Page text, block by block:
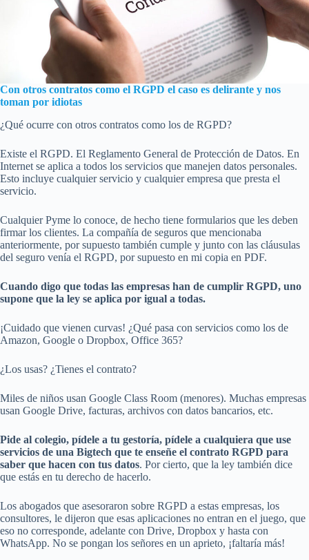
Con otros contratos como el RGPD el caso es delirante y nos
toman por idiotas
¿Qué ocurre con otros contratos como los de RGPD?
Existe el RGPD. El Reglamento General de Protección de Datos. En
Internet se aplica a todos los servicios que manejen datos personales.
Esto incluye cualquier servicio y cualquier empresa que presta el
servicio.
Cualquier Pyme lo conoce, de hecho tiene formularios que les deben
firmar los clientes. La compañía de seguros que mencionaba
anteriormente, por supuesto también cumple y junto con las cláusulas
del seguro venía el RGPD, por supuesto en mi copia en PDF.
Cuando digo que todas las empresas han de cumplir RGPD, uno
supone que la ley se aplica por igual a todas.
¡Cuidado que vienen curvas! ¿Qué pasa con servicios como los de
Amazon, Google o Dropbox, Office 365?
¿Los usas? ¿Tienes el contrato?
Miles de niños usan Google Class Room (menores). Muchas empresas
usan Google Drive, facturas, archivos con datos bancarios, etc.
Pide al colegio, pídele a tu gestoría, pídele a cualquiera que use
servicios de una Bigtech que te enseñe el contrato RGPD para
saber que hacen con tus datos. Por cierto, que la ley también dice
que estás en tu derecho de hacerlo.
Los abogados que asesoraron sobre RGPD a estas empresas, los
consultores, le dijeron que esas aplicaciones no entran en el juego, que
eso no corresponde, adelante con Drive, Dropbox y hasta con
WhatsApp. No se pongan los señores en un aprieto, ¡faltaría más!